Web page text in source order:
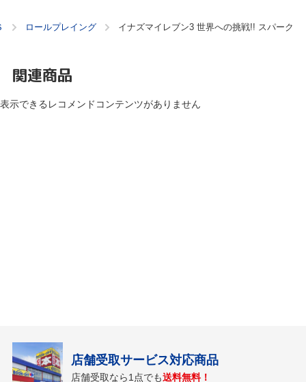
ロールプレイング イナズマイレブン3 世界への挑戦!! スパーク
関連商品
表示できるレコメンドコンテンツがありません
店舗受取サービス対応商品
店舗受取なら1点でも送料無料！